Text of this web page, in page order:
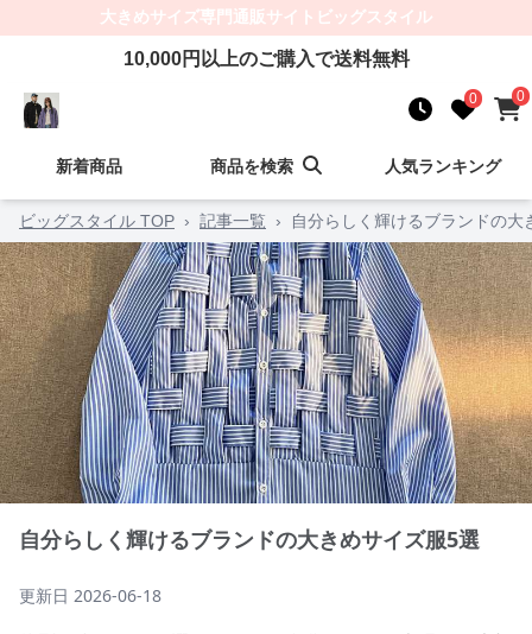
大きめサイズ専門通販サイト ビッグスタイル
10,000円以上のご購入で送料無料
0 0
新着商品 商品を検索 人気ランキング
ビッグスタイル TOP › 記事一覧 › 自分らしく輝けるブランドの大
自分らしく輝けるブランドの大きめサイズ服5選
更新日 2026-06-18